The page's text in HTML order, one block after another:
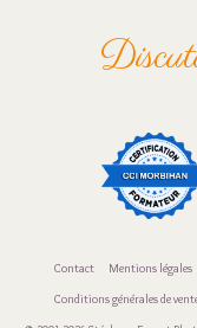
Contact Mentions légales
Conditions générales de